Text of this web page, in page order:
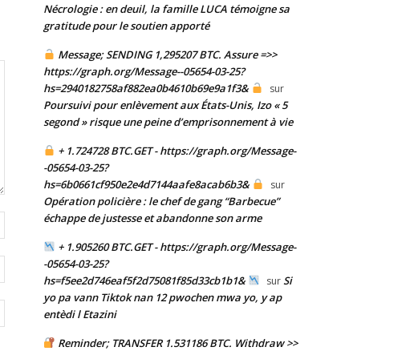
:*
:*
:
Nécrologie : en deuil, la famille LUCA témoigne sa
gratitude pour le soutien apporté
Message; SENDING 1,295207 BTC. Assure =>>
https://graph.org/Message--05654-03-25?
hs=2940182758af882ea0b4610b69e9a1f3&
sur
Poursuivi pour enlèvement aux États-Unis, Izo « 5
segond » risque une peine d’emprisonnement à vie
+ 1.724728 BTC.GET - https://graph.org/Message-
-05654-03-25?
hs=6b0661cf950e2e4d7144aafe8acab6b3&
sur
Opération policière : le chef de gang “Barbecue”
échappe de justesse et abandonne son arme
+ 1.905260 BTC.GET - https://graph.org/Message-
-05654-03-25?
hs=f5ee2d746eaf5f2d75081f85d33cb1b1&
surSi
yo pa vann Tiktok nan 12 pwochen mwa yo, y ap
entèdi l Etazini
Reminder; TRANSFER 1.531186 BTC. Withdraw >>